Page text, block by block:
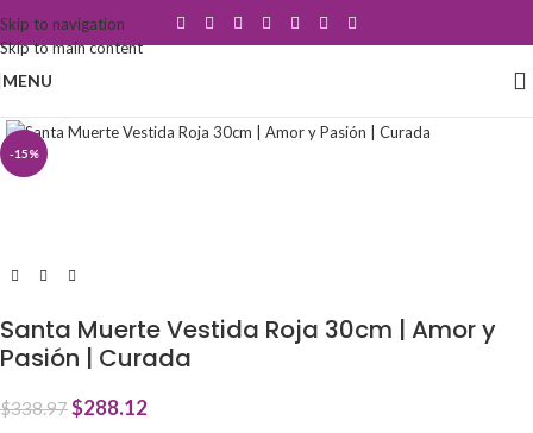
Skip to navigation
Skip to main content
MENU
-15%
Santa Muerte Vestida Roja 30cm | Amor y
Pasión | Curada
$338.97$288.12